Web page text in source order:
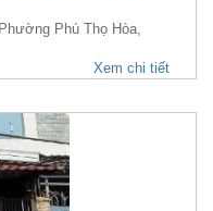
Phú Thọ Hòa,
Xem chi tiết